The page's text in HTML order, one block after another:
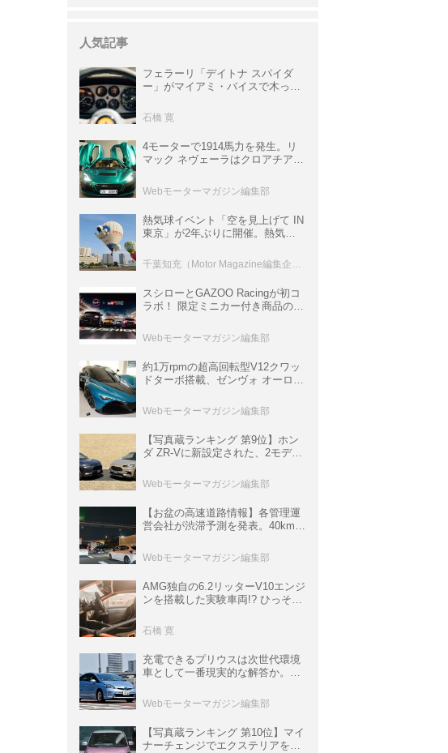
人気記事
フェラーリ「デイトナ スパイダ
ー」がマイアミ・バイスで木っ端
サ」に化けた理由
石橋 寛
4モーターで1914馬力を発生。リ
マック ネヴェーラはクロアチア発
ロニクル・完全版／115】
Webモーターマガジン編集部
熱気球イベント「空を見上げて IN
東京」が2年ぶりに開催。熱気球
室などのコンテンツも
千葉知充（Motor Magazine編集企画室）
スシローとGAZOO Racingが初コ
ラボ！ 限定ミニカー付き商品の
ト体験があたる抽選企画などを展
開
Webモーターマガジン編集部
約1万rpmの超高回転型V12クワッ
ドターボ搭載、ゼンヴォ オーロラ
イパーカー【スーパーカークロニ
クル・完全版／116】
Webモーターマガジン編集部
【写真蔵ランキング 第9位】ホン
ダ ZR-Vに新設定された、2モデル
グ」と「ブラックスタイル」
Webモーターマガジン編集部
【お盆の高速道路情報】各管理運
営会社が渋滞予測を発表。40km以
数ある
Webモーターマガジン編集部
AMG独自の6.2リッターV10エンジ
ンを搭載した実験車両!? ひっそり
P900 プロトタイプ」とは
石橋 寛
充電できるプリウスは次世代環境
車として一番現実的な解答か。
ウスPHV【10年ひと昔の新車】
Webモーターマガジン編集部
【写真蔵ランキング 第10位】マイ
ナーチェンジでエクステリアを刷